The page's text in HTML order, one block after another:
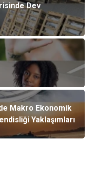
Dev
Makro Ekonomik
Yaklaşımları